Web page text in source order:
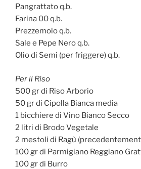
Pangrattato q.b.
Farina 00 q.b.
Prezzemolo q.b.
Sale e Pepe Nero q.b.
Olio di Semi (per friggere) q.b.
Per il Riso
500 gr di Riso Arborio
50 gr di Cipolla Bianca media
1 bicchiere di Vino Bianco Secco
2 litri di Brodo Vegetale
2 mestoli di Ragù
100 gr di Parmigiano Reggiano
100 gr di Burro